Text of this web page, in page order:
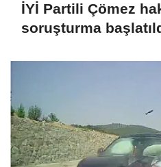
İYİ Partili Çömez
soruşturma